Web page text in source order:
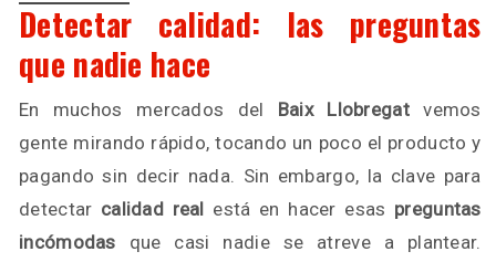
Detectar calidad: las preguntas
que nadie hace
En muchos mercados del Baix Llobregatvemos
gente mirando rápido, tocando un poco el producto y
pagando sin decir nada. Sin embargo, la clave para
detectar calidad real está en hacer esas preguntas
incómodas que casi nadie se atreve a plantear.